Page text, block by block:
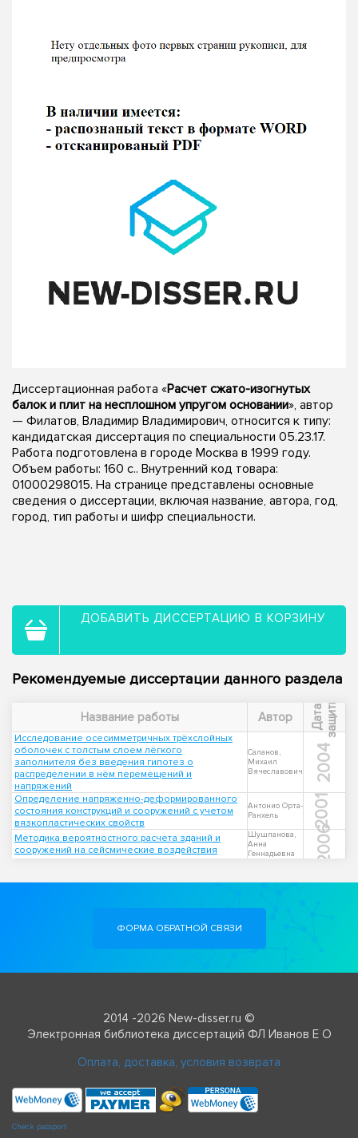
Диссертационная работа «Расчет сжато-изогнутых
балок и плит на несплошном упругом основании», автор
— Филатов, Владимир Владимирович, относится к типу:
кандидатская диссертация по специальности 05.23.17.
Работа подготовлена в городе Москва в 1999 году.
Объем работы: 160 с.. Внутренний код товара:
01000298015. На странице представлены основные
сведения о диссертации, включая название, автора, год,
город, тип работы и шифр специальности.
ДОБАВИТЬ ДИССЕРТАЦИЮ В КОРЗИНУ
Рекомендуемые диссертации данного раздела
Название работы Автор Д
а
т
а
з
а
щ
и
т ы
Исследование осесимметричных трёхслойных
оболочек с толстым слоем лёгкого
заполнителя без введения гипотез о
распределении в нём перемещений и
напряжений
Саланов,
Михаил
Вячеславович
2004
Определение напряженно-деформированного
состояния конструкций и сооружений с учетом
вязкопластических свойств
Антонио Орта-
Ранхель
2001
Методика вероятностного расчета зданий и
сооружений на сейсмические воздействия
Шушпанова,
Анна
Геннадьевна
2006
ФОРМА ОБРАТНОЙ СВЯЗИ
2014 -2026 New-disser.ru ©
Электронная библиотека диссертаций ФЛ Иванов Е О
Оплата, доставка, условия возврата
Check passport